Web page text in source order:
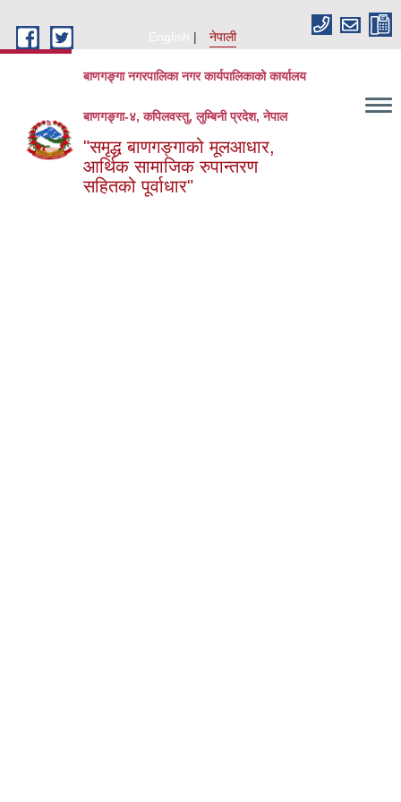
English
नेपाली
बाणगङ्गा नगरपालिका नगर कार्यपालिकाको कार्यालय
बाणगङ्गा-४, कपिलवस्तु, लुम्बिनी प्रदेश, नेपाल
"समृद्ध बाणगङ्गाको मूलआधार,
आर्थिक सामाजिक रुपान्तरण
सहितको पूर्वाधार"